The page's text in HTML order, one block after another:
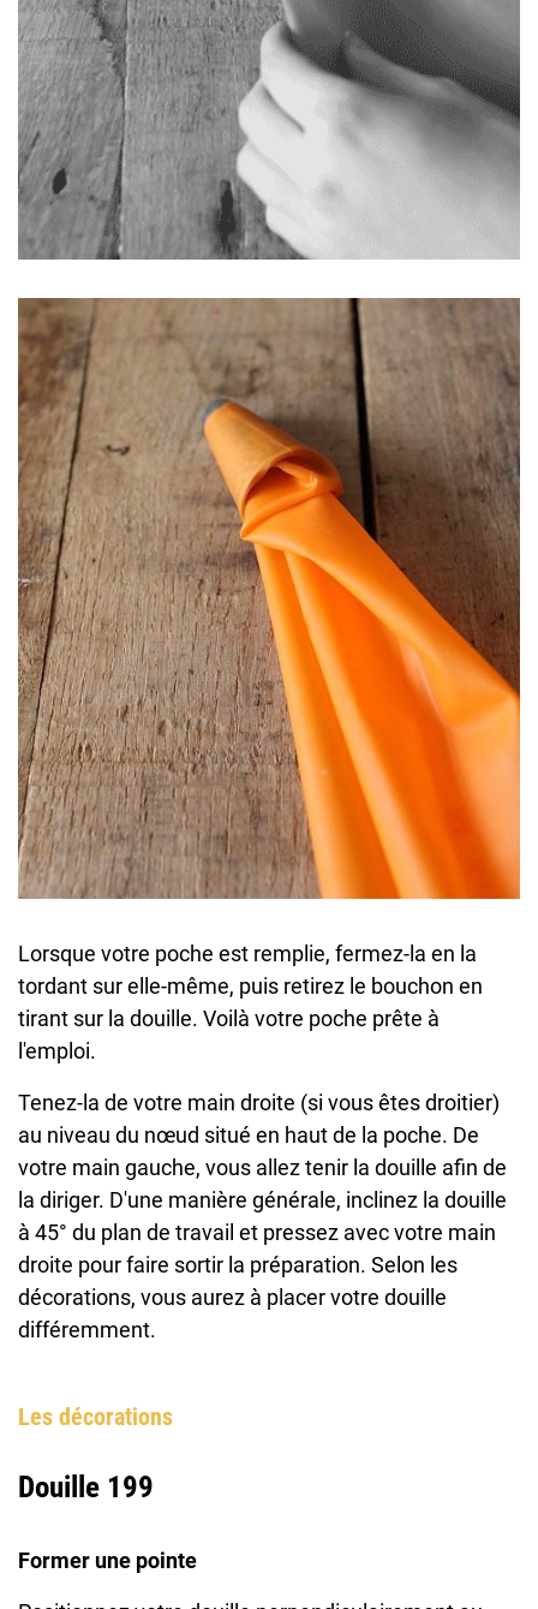
Lorsque votre poche est remplie, fermez-la en la
tordant sur elle-même, puis retirez le bouchon en
tirant sur la douille. Voilà votre poche prête à
l'emploi.
Tenez-la de votre main droite (si vous êtes droitier)
au niveau du nœud situé en haut de la poche. De
votre main gauche, vous allez tenir la douille afin de
la diriger. D'une manière générale, inclinez la douille
à 45° du plan de travail et pressez avec votre main
droite pour faire sortir la préparation. Selon les
décorations, vous aurez à placer votre douille
différemment.
Les décorations
Douille 199
Former une pointe